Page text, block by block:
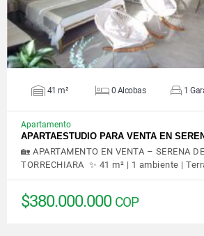
41 m² 0 Alcobas 1
Apartamento
APARTAESTUDIO PARA VENTA EN
🏡 APARTAMENTO EN VENTA – SERENA
TORRECHIARA ✨ 41 m² | 1 ambiente |
$380.000.000 COP